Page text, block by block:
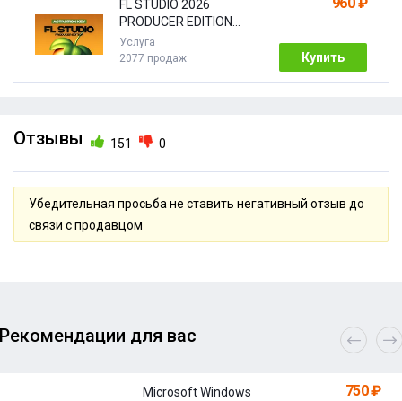
FL STUDIO 2026
PRODUCER EDITION
[Бессрочная]
Услуга
2077 продаж
Купить
Отзывы 151 0
Убедительная просьба не ставить негативный отзыв до
связи с продавцом
Рекомендации для вас
Microsoft Windows
750 ₽